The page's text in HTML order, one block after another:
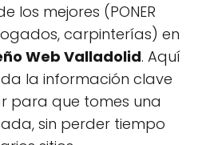
los mejores (PONER
carpinterías) en
Web Valladolid. Aquí
la información clave
para que tomes una
sin perder tiempo